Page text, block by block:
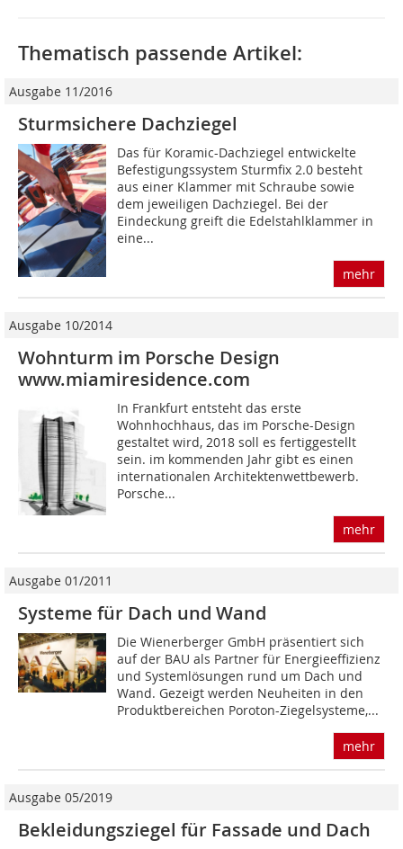
Thematisch passende Artikel:
Ausgabe 11/2016
Sturmsichere Dachziegel
Das für Koramic-Dachziegel entwickelte
Befestigungssystem Sturmfix 2.0 besteht
aus einer Klammer mit Schraube sowie
dem jeweiligen Dachziegel. Bei der
Eindeckung greift die Edelstahlklammer in
eine...
mehr
Ausgabe 10/2014
Wohnturm im Porsche Design
www.miamiresidence.com
In Frankfurt entsteht das erste
Wohnhochhaus, das im Porsche-Design
gestaltet wird, 2018 soll es fertiggestellt
sein. im kommenden Jahr gibt es einen
internationalen Architektenwettbewerb.
Porsche...
mehr
Ausgabe 01/2011
Systeme für Dach und Wand
Die Wienerberger GmbH präsentiert sich
auf der BAU als Partner für Energieeffizienz
und Systemlösungen rund um Dach und
Wand. Gezeigt werden Neuheiten in den
Produktbereichen Poroton-Ziegelsysteme,...
mehr
Ausgabe 05/2019
Bekleidungsziegel für Fassade und Dach